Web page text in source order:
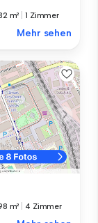
m² |1 Zimmer
Mehr sehen
m² 4 Zimmer